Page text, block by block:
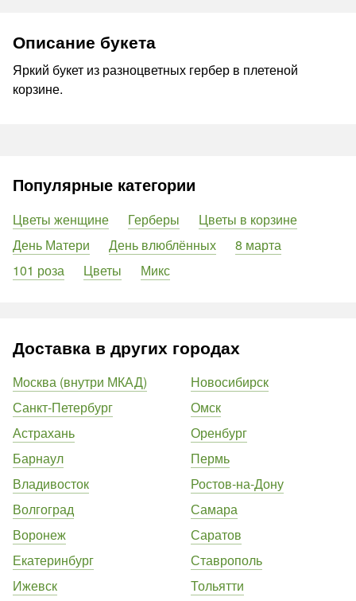
Описание букета
Яркий букет из разноцветных гербер в плетеной
корзине.
Популярные категории
Цветы женщине Герберы
Цветы в корзине
День Матери
День влюблённых
8 марта
101 роза
Цветы Микс
Доставка в других городах
Москва (внутри МКАД)
Санкт-Петербург
Астрахань
Барнаул
Владивосток
Волгоград
Воронеж
Екатеринбург
Ижевск
Новосибирск
Омск
Оренбург
Пермь
Ростов-на-Дону
Самара
Саратов
Ставрополь
Тольятти